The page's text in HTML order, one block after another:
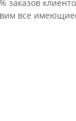
заказов
все